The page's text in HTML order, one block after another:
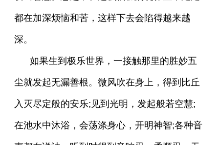
都在加深烦恼和苦，这样下去会陷得越来越
深。
如果生到极乐世界，一接触那里的胜妙五
尘就发起无漏善根。微风吹在身上，得到比丘
入灭尽定般的安乐;见到光明，发起般若空慧;
在池水中沐浴，会荡涤身心，开明神智;各种音